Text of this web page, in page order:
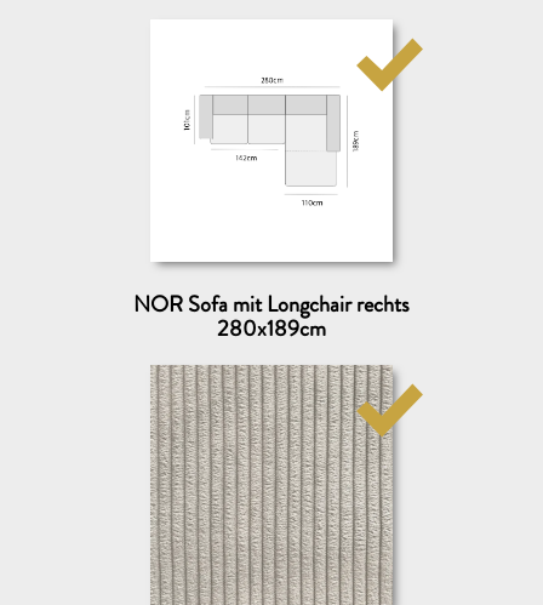
Wohin dürfen wir die Muster schicken?
NOR Sofa mit Longchair rechts
280x189cm